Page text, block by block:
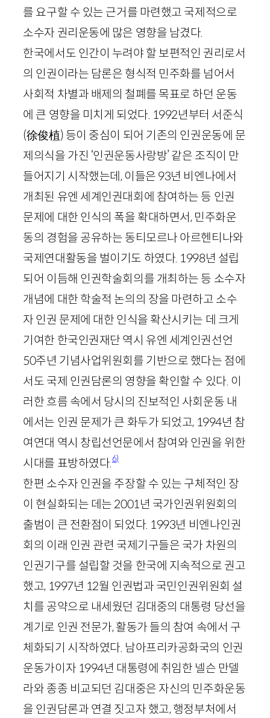
를 요구할 수 있는 근거를 마련했고 국제적으로
소수자 권리운동에 많은 영향을 남겼다.
한국에서도 인간이 누려야 할 보편적인 권리로서
의 인권이라는 담론은 형식적 민주화를 넘어서
사회적 차별과 배제의 철폐를 목표로 하던 운동
에 큰 영향을 미치게 되었다. 1992년부터 서준식
(徐俊植) 등이 중심이 되어 기존의 인권운동에 문
제의식을 가진 ‘인권운동사랑방’ 같은 조직이 만
들어지기 시작했는데, 이들은 93년 비엔나에서
개최된 유엔 세계인권대회에 참여하는 등 인권
문제에 대한 인식의 폭을 확대하면서, 민주화운
동의 경험을 공유하는 동티모르나 아르헨티나와
국제연대활동을 벌이기도 하였다. 1998년 설립
되어 이듬해 인권학술회의를 개최하는 등 소수자
개념에 대한 학술적 논의의 장을 마련하고 소수
자 인권 문제에 대한 인식을 확산시키는 데 크게
기여한 한국인권재단 역시 유엔 세계인권선언
50주년 기념사업위원회를 기반으로 했다는 점에
서도 국제 인권담론의 영향을 확인할 수 있다. 이
러한 흐름 속에서 당시의 진보적인 사회운동 내
에서는 인권 문제가 큰 화두가 되었고, 1994년 참
여연대 역시 창립선언문에서 참여와 인권을 위한
시대를 표방하였다.6)
한편 소수자 인권을 주장할 수 있는 구체적인 장
이 현실화되는 데는 2001년 국가인권위원회의
출범이 큰 전환점이 되었다. 1993년 비엔나인권
회의 이래 인권 관련 국제기구들은 국가 차원의
인권기구를 설립할 것을 한국에 지속적으로 권고
했고, 1997년 12월 인권법과 국민인권위원회 설
치를 공약으로 내세웠던 김대중의 대통령 당선을
계기로 인권 전문가, 활동가 들의 참여 속에서 구
체화되기 시작하였다. 남아프리카공화국의 인권
운동가이자 1994년 대통령에 취임한 넬슨 만델
라와 종종 비교되던 김대중은 자신의 민주화운동
을 인권담론과 연결 짓고자 했고, 행정부처에서